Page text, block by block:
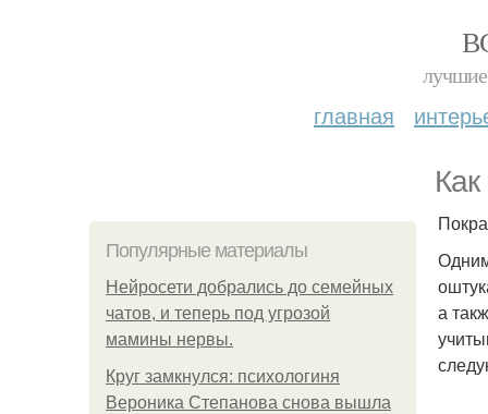
лучшие
главная
Популярные материалы
Нейросети добрались до семейных
чатов, и теперь под угрозой
мамины нервы.
Круг замкнулся: психологиня
Вероника Степанова снова вышла
а